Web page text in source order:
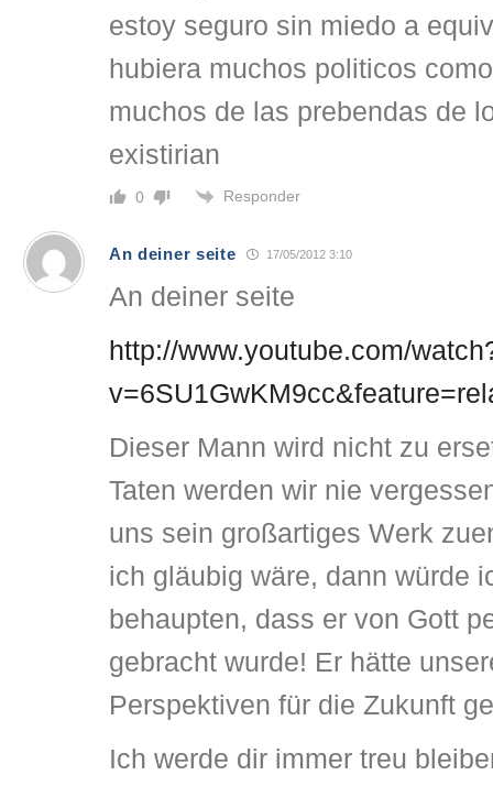
estoy seguro sin miedo a
hubiera muchos politicos
muchos de las prebendas de
existirian
0 Responder
An deiner seite 17/05/2012 3:10
An deiner seite
http://www.youtube.com/
Dieser Mann wird nicht zu
Taten werden wir nie
uns sein großartiges Werk
ich gläubig wäre, dann würde
behaupten, dass er von Gott
gebracht wurde! Er hätte
Perspektiven für die Zukunft
Ich werde dir immer treu